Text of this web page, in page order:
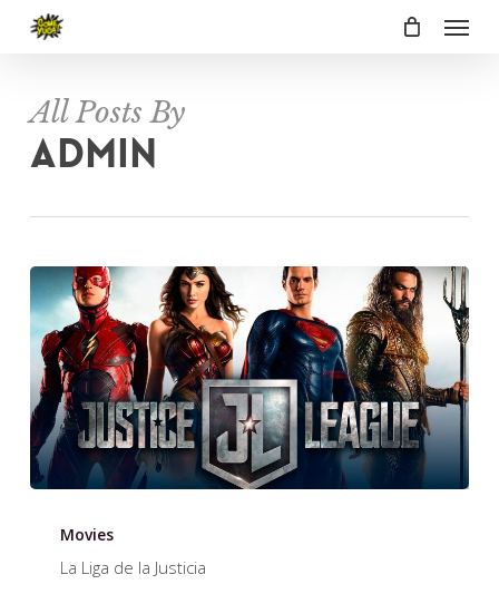
content
Menu
All Posts By
Admin
Movies
La Liga de la Justicia